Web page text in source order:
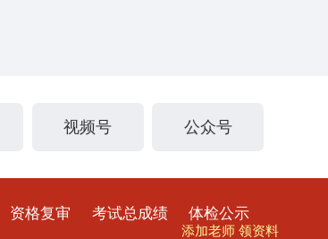
视频号 公众号
资格复审 考试总成绩 体检公示
添加老师 领资料